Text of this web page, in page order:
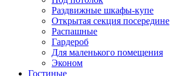
Раздвижные шкафы-купе
Открытая секция посередине
Распашные
Гардероб
Для маленького помещения
Эконом
Гостиные